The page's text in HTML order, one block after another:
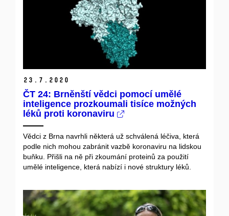
23. 7. 2020
ČT 24: Brněnští vědci pomocí umělé
inteligence prozkoumali tisíce možných
léků proti koronaviru
Vědci z Brna navrhli některá už schválená léčiva, která
podle nich mohou zabránit vazbě koronaviru na lidskou
buňku. Přišli na ně při zkoumání proteinů za použití
umělé inteligence, která nabízí i nové struktury léků.